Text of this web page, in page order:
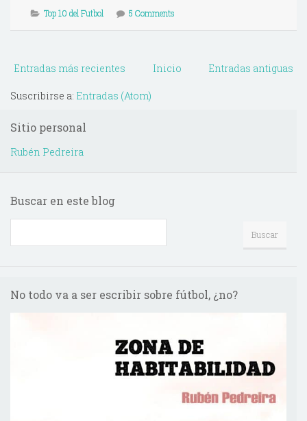
Top 10 del Futbol 5 Comments
Entradas más recientes Entradas antiguas
Inicio
Suscribirse a: Entradas (Atom)
Sitio personal
Rubén Pedreira
Buscar en este blog
No todo va a ser escribir sobre fútbol, ¿no?